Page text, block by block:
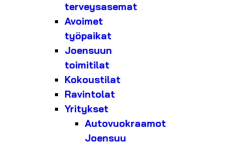
terveysasemat
Avoimet
työpaikat
Joensuun
toimitilat
Kokoustilat
Ravintolat
Yritykset
Autovuokraamot
Joensuu